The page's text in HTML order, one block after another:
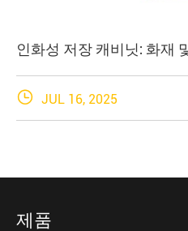
인화성 저장 캐비닛: 화재
 JUL 16, 2025
제품